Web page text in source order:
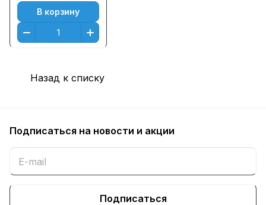
В корзину
Назад к списку
Подписаться на новости и акции
Подписаться